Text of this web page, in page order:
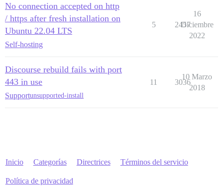
No connection accepted on http
/ https after fresh installation on
Ubuntu 22.04 LTS
Self-hosting
5 2457
16
Diciembre
2022
Discourse rebuild fails with port
443 in use
Supportunsupported-install
11 3036
10 Marzo
2018
Inicio Categorías Directrices Términos del servicio
Política de privacidad